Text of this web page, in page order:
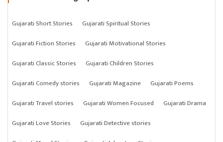
Gujarati Short Stories
Gujarati Spiritual Stories
Gujarati Fiction Stories
Gujarati Motivational Stories
Gujarati Classic Stories
Gujarati Children Stories
Gujarati Comedy stories
Gujarati Magazine
Gujarati Poems
Gujarati Travel stories
Gujarati Women Focused
Gujarati Drama
Gujarati Love Stories
Gujarati Detective stories